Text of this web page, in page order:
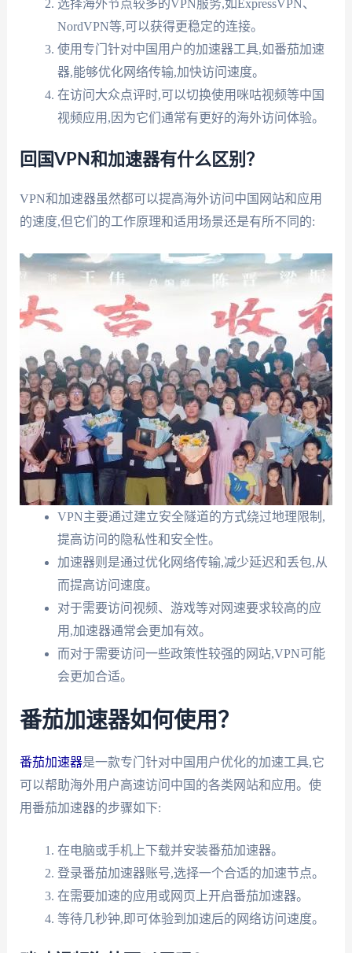
选择海外节点较多的VPN服务,如ExpressVPN、
NordVPN等,可以获得更稳定的连接。
使用专门针对中国用户的加速器工具,如番茄加速
器,能够优化网络传输,加快访问速度。
在访问大众点评时,可以切换使用咪咕视频等中国
视频应用,因为它们通常有更好的海外访问体验。
回国VPN和加速器有什么区别？
VPN和加速器虽然都可以提高海外访问中国网站和应用
的速度,但它们的工作原理和适用场景还是有所不同的:
VPN主要通过建立安全隧道的方式绕过地理限制,
提高访问的隐私性和安全性。
加速器则是通过优化网络传输,减少延迟和丢包,从
而提高访问速度。
对于需要访问视频、游戏等对网速要求较高的应
用,加速器通常会更加有效。
而对于需要访问一些政策性较强的网站,VPN可能
会更加合适。
番茄加速器如何使用？
番茄加速器是一款专门针对中国用户优化的加速工具,它
可以帮助海外用户高速访问中国的各类网站和应用。使
用番茄加速器的步骤如下:
在电脑或手机上下载并安装番茄加速器。
登录番茄加速器账号,选择一个合适的加速节点。
在需要加速的应用或网页上开启番茄加速器。
等待几秒钟,即可体验到加速后的网络访问速度。